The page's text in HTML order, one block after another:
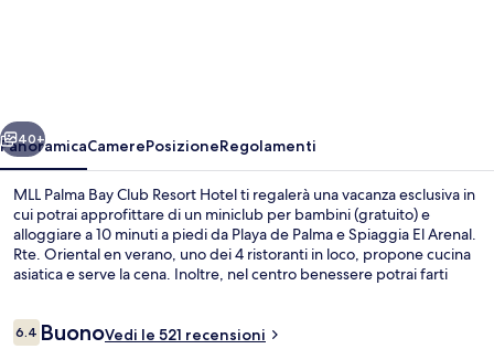
Hotel
Avanti
40+
PanoramicaCamerePosizioneRegolamenti
MLL Palma Bay Club Resort Hotel ti regalerà una vacanza esclusiva in
cui potrai approfittare di un miniclub per bambini (gratuito) e
alloggiare a 10 minuti a piedi da Playa de Palma e Spiaggia El Arenal.
Rte. Oriental en verano, uno dei 4 ristoranti in loco, propone cucina
asiatica e serve la cena. Inoltre, nel centro benessere potrai farti
aperta giorno e notte.
Recensioni
6.46.4 su 10
BuonoVedi le 521 recensioni